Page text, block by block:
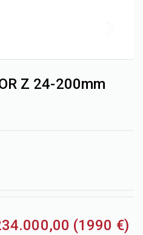
Z 24-200mm
(1990 €)